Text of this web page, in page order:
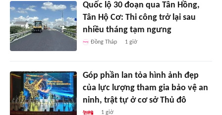
Quốc lộ 30 đoạn qua Tân Hồng,
Tân Hộ Cơ: Thi công trở lại sau
nhiều tháng tạm ngưng
Đồng Tháp 1 giờ
Góp phần lan tỏa hình ảnh đẹp
của lực lượng tham gia bảo vệ an
ninh, trật tự ở cơ sở Thủ đô
1 giờ